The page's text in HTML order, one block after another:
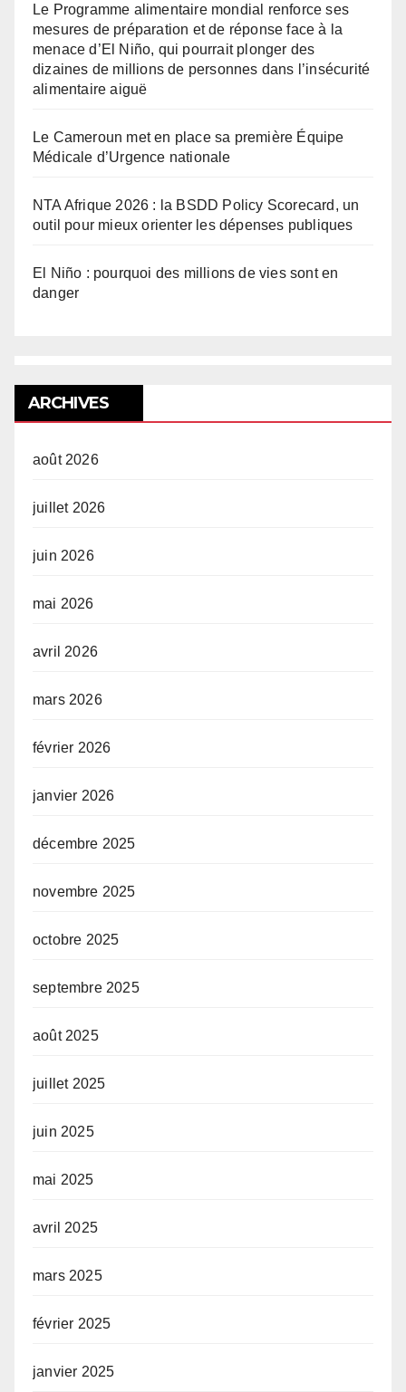
Le Programme alimentaire mondial renforce ses
mesures de préparation et de réponse face à la
menace d’El Niño, qui pourrait plonger des
dizaines de millions de personnes dans l’insécurité
alimentaire aiguë
Le Cameroun met en place sa première Équipe
Médicale d’Urgence nationale
NTA Afrique 2026 : la BSDD Policy Scorecard, un
outil pour mieux orienter les dépenses publiques
El Niño : pourquoi des millions de vies sont en
danger
ARCHIVES
août 2026
juillet 2026
juin 2026
mai 2026
avril 2026
mars 2026
février 2026
janvier 2026
décembre 2025
novembre 2025
octobre 2025
septembre 2025
août 2025
juillet 2025
juin 2025
mai 2025
avril 2025
mars 2025
février 2025
janvier 2025